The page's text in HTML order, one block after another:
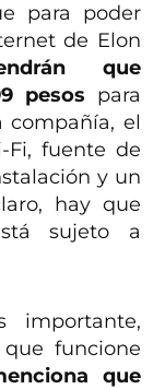
para poder
de Elon
que
pesos para
el
Fi, fuente de
y un
hay que
sujeto a
importante,
funcione
que